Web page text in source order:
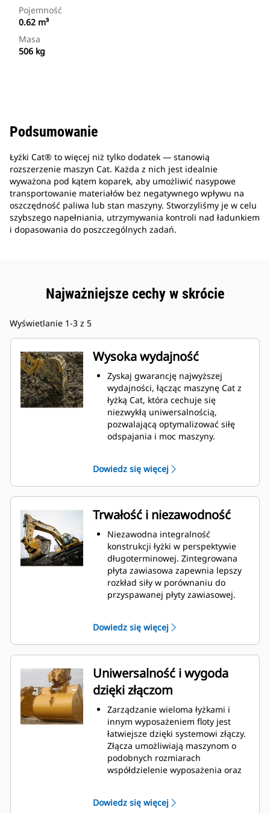
Pojemność
0.62 m³
Masa
506 kg
Podsumowanie
Łyżki Cat® to więcej niż tylko dodatek — stanowią
rozszerzenie maszyn Cat. Każda z nich jest idealnie
wyważona pod kątem koparek, aby umożliwić nasypowe
transportowanie materiałów bez negatywnego wpływu na
oszczędność paliwa lub stan maszyny. Stworzyliśmy je w celu
szybszego napełniania, utrzymywania kontroli nad ładunkiem
i dopasowania do poszczególnych zadań.
Najważniejsze cechy w skrócie
Wyświetlanie 1-3 z 5
Wysoka wydajność
Zyskaj gwarancję najwyższej
wydajności, łącząc maszynę Cat z
łyżką Cat, która cechuje się
niezwykłą uniwersalnością,
pozwalającą optymalizować siłę
odspajania i moc maszyny.
materiału na łyżkę. Zwiększony
prześwit lemiesza zapewnia
zmniejszony opór dolnej części
łyżki, co obniża koszty związane z
konserwacją.
Zużycie paliwa jest najwyższe
podczas kopania. Łyżki Cat
gwarantują szybkie cięcie
materiału w celu zwiększenia
ogólnej wydajności pracy maszyny.
Możesz załadować większą ilość
pozwalają utrzymać większość
materiału w łyżce podczas każdego
załadunku.
Dowiedz się więcej
Trwałość i niezawodność
Niezawodna integralność
konstrukcji łyżki w perspektywie
długoterminowej. Zintegrowana
płyta zawiasowa zapewnia lepszy
rozkład siły w porównaniu do
przyspawanej płyty zawiasowej.
odpornej na ścieranie stali,
zwłaszcza w przypadku
podzespołów podatnych na
nadmierne zużycie.
Chroń najważniejsze, podatne na
zużycie obszary łyżki za pomocą
osprzętu do prac ziemnych (GET)
Cat.
Zwiększ produkcję w
wymagających zastosowaniach,
ułatw penetrację podczas
stertowania i skróć czas trwania
cyklu za pomocą systemu Cat®
Montuj i demontuj końcówki
Dowiedz się więcej
Uniwersalność i wygoda
dzięki złączom
Zarządzanie wieloma łyżkami i
innym wyposażeniem floty jest
łatwiejsze dzięki systemowi złączy.
Złącza umożliwiają maszynom o
podobnych rozmiarach
współdzielenie wyposażenia oraz
Łyżki, które można zamocować
Dowiedz się więcej